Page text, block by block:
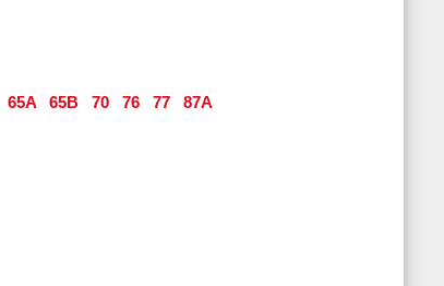
65A 65B 70 76 77
87A